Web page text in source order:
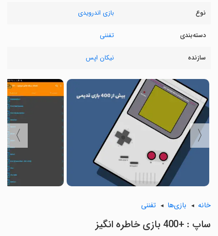
نوع بازی اندرویدی
دسته‌بندی تفننی
سازنده نیکان اپس
〈
〉
خانه بازی‌ها تفننی
ساپ : +400 بازی خاطره انگیز